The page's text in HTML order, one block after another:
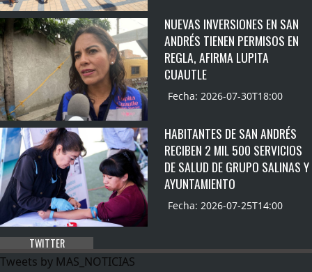
NUEVAS INVERSIONES EN SAN
ANDRÉS TIENEN PERMISOS EN
REGLA, AFIRMA LUPITA
CUAUTLE
Fecha: 2026-07-30T18:00
HABITANTES DE SAN ANDRÉS
RECIBEN 2 MIL 500 SERVICIOS
DE SALUD DE GRUPO SALINAS Y
AYUNTAMIENTO
Fecha: 2026-07-25T14:00
TWITTER
Tweets by MAS_NOTICIAS